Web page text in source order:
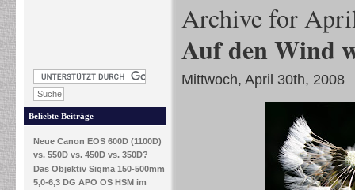
Beliebte Beiträge
Neue Canon EOS 600D (1100D)
vs. 550D vs. 450D vs. 350D?
Das Objektiv Sigma 150-500mm
5,0-6,3 DG APO OS HSM im
Archive for
Auf den Wind
Mittwoch, April 30th, 2008